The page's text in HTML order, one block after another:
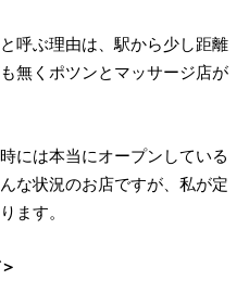
呼ぶ理由は、駅から少し距離
無くポツンとマッサージ店が
には本当にオープンしている
な状況のお店ですが、私が定
ます。